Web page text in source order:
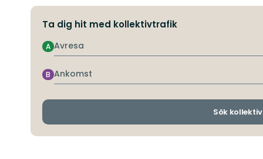
Ta dig hit med kollektivtrafik
Avresa
A
Ankomst
B
Sök